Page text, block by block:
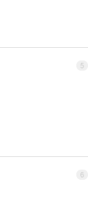
5
6